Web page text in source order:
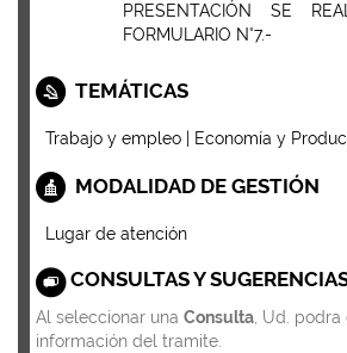
PRESENTACIÓN SE
FORMULARIO N°7.-
TEMÁTICAS
Trabajo y empleo | Economía y
MODALIDAD DE GESTIÓN
Lugar de atención
CONSULTAS Y
Al seleccionar una Consulta , Ud.
información del tramite.